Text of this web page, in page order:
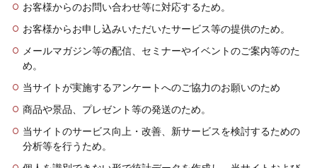
お客様からのお問い合わせ等に対応するため。
お客様からお申し込みいただいたサービス等の提供のため。
メールマガジン等の配信、セミナーやイベントのご案内等のた
め。
当サイトが実施するアンケートへのご協力のお願いのため
商品や景品、プレゼント等の発送のため。
当サイトのサービス向上・改善、新サービスを検討するための
分析等を行うため。